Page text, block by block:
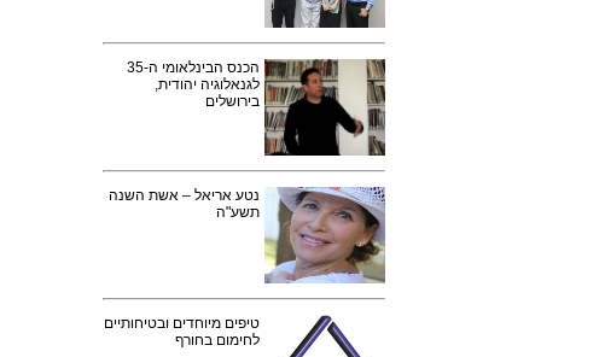
הכנס הבינלאומי ה-35
לגנאלוגיה יהודית,
בירושלים
נטע אריאל – אשת השנה
תשע"ה
טיפים מיוחדים ובטיחותיים
לחימום בחורף